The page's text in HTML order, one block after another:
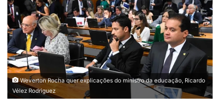
Weverton Rocha quer explicações do ministro da educação, Ricardo
Vélez Rodriguez